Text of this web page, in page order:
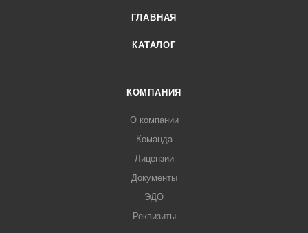
ГЛАВНАЯ
КАТАЛОГ
КОМПАНИЯ
О компании
Команда
Лицензии
Документы
ЭДО
Реквизиты